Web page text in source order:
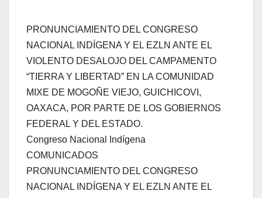
PRONUNCIAMIENTO DEL CONGRESO
NACIONAL INDÍGENA Y EL EZLN ANTE EL
VIOLENTO DESALOJO DEL CAMPAMENTO
“TIERRA Y LIBERTAD” EN LA COMUNIDAD
MIXE DE MOGOÑE VIEJO, GUICHICOVI,
OAXACA, POR PARTE DE LOS GOBIERNOS
FEDERAL Y DEL ESTADO.
Congreso Nacional Indígena
COMUNICADOS
PRONUNCIAMIENTO DEL CONGRESO
NACIONAL INDÍGENA Y EL EZLN ANTE EL